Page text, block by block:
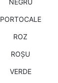
NEGRU
PORTOCALE
ROZ
ROŞU
VERDE